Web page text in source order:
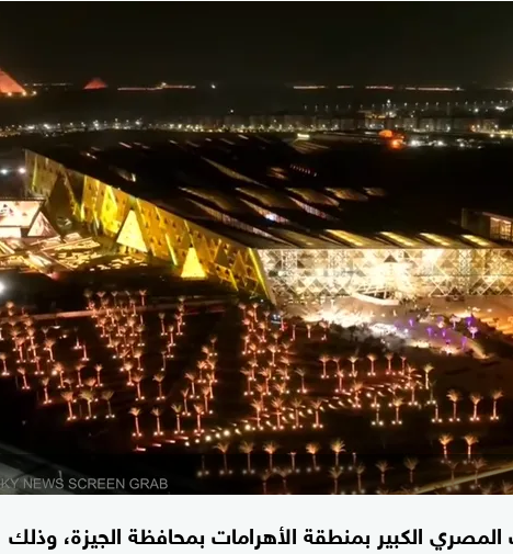
الكبير بمنطقة الأهرامات بمحافظة الجيزة، وذلك